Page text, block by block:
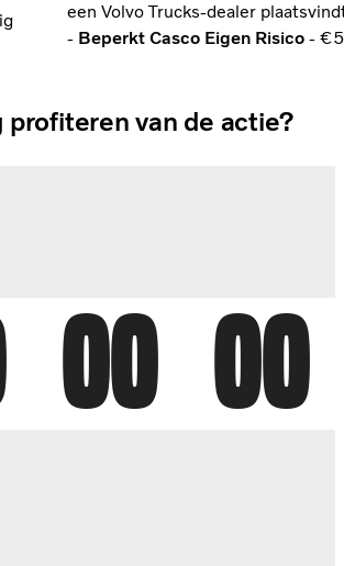
een Volvo Trucks-dealer
- Beperkt Casco Eigen Risico -
profiteren van de actie?
00 00